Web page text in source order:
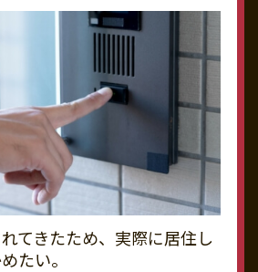
てきたため、実際に居住し
たい。